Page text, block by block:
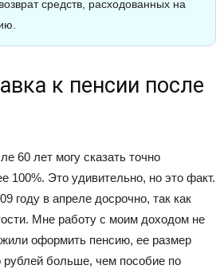
средств, расходованных на
к пенсии после
60 лет могу сказать точно
100%. Это удивительно, но это факт.
году в апреле досрочно, так как
Мне работу с моим доходом не
оформить пенсию, ее размер
рублей больше, чем пособие по